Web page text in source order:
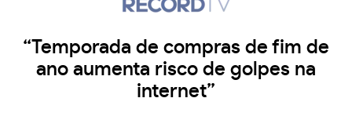
“Temporada de compras de fim de
ano aumenta risco de golpes na
internet”